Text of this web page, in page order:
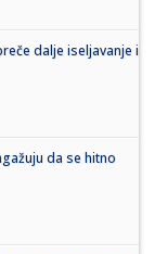
dalje iseljavanje i
da se hitno